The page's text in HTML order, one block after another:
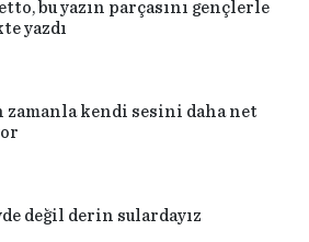
bu yazın parçasını gençlerle
yazdı
zamanla kendi sesini daha net
değil derin sulardayız